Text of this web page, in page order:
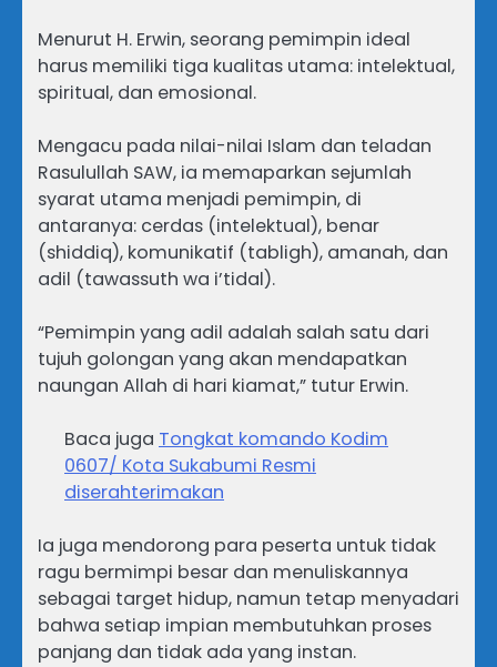
Menurut H. Erwin, seorang pemimpin ideal
harus memiliki tiga kualitas utama: intelektual,
spiritual, dan emosional.
Mengacu pada nilai-nilai Islam dan teladan
Rasulullah SAW, ia memaparkan sejumlah
syarat utama menjadi pemimpin, di
antaranya: cerdas (intelektual), benar
(shiddiq), komunikatif (tabligh), amanah, dan
adil (tawassuth wa i’tidal).
“Pemimpin yang adil adalah salah satu dari
tujuh golongan yang akan mendapatkan
naungan Allah di hari kiamat,” tutur Erwin.
Baca juga Tongkat komando Kodim
0607/ Kota Sukabumi Resmi
diserahterimakan
Ia juga mendorong para peserta untuk tidak
ragu bermimpi besar dan menuliskannya
sebagai target hidup, namun tetap menyadari
bahwa setiap impian membutuhkan proses
panjang dan tidak ada yang instan.